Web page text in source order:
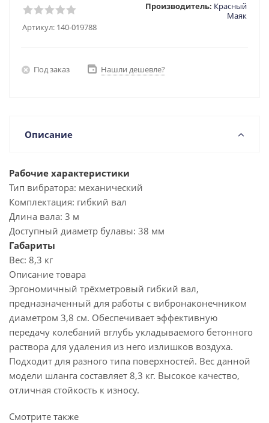
Артикул: 140-019788
Производитель: Красный
Маяк
Под заказ Нашли дешевле?
Описание
Рабочие характеристики
Тип вибратора: механический
Комплектация: гибкий вал
Длина вала: 3 м
Доступный диаметр булавы: 38 мм
Габариты
Вес: 8,3 кг
Описание товара
Эргономичный трёхметровый гибкий вал,
предназначенный для работы с вибронаконечником
диаметром 3,8 см. Обеспечивает эффективную
передачу колебаний вглубь укладываемого бетонного
раствора для удаления из него излишков воздуха.
Подходит для разного типа поверхностей. Вес данной
модели шланга составляет 8,3 кг. Высокое качество,
отличная стойкость к износу.
Смотрите также